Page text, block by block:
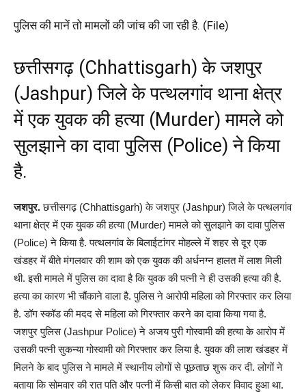
पुलिस की मानें तो मामलों की जांच की जा रही है. (File)
छत्तीसगढ़ (Chhattisgarh) के जशपुर
(Jashpur) जिले के पत्थलगांव थाना क्षेत्र
में एक युवक की हत्या (Murder) मामले को
सुलझाने का दावा ​पुलिस (Police) ने किया
है.
जशपुर.छत्तीसगढ़ (Chhattisgarh) के जशपुर (Jashpur) जिले के पत्थलगांव
थाना क्षेत्र में एक युवक की हत्या (Murder) मामले को सुलझाने का दावा ​पुलिस
(Police) ने किया है. पत्थलगांव के बिलाईटांगर मोहल्ले में शहर से दूर एक
खंडहर में बीते मंगलवार की शाम को एक युवक की अर्धनग्न हालत में लाश मिली
थी. इसी मामले में पुलिस का दावा है कि युवक की पत्नी ने ही उसकी हत्या की है.
हत्या का कारण भी चौंकाने वाला है. पुलिस ने आरोपी महिला को​ गिरफ्तार कर लिया
है. डॉग स्कॉड की मदद से महिला को गिरफ्तार करने का दावा किया गया है.
जशपुर पुलिस (Jashpur Police) ने अजय पुरी गोस्वामी की हत्या के आरोप में
उसकी पत्नी सुकन्या गोस्वामी को गिरफ्तार कर लिया है. युवक की लाश खंडहर में
मिलने के बाद पुलिस ने मामले में स्थानीय लोगों से पूछताछ शुरू कर दी. लोगों ने
बताया कि सोमवार की रात पति और पत्नी में किसी बात को लेकर विवाद हुआ था.